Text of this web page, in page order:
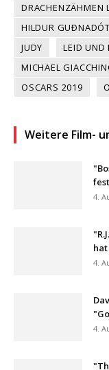
DRACHENZÄHMEN
HILDUR
JUDY
LEID UND
MICHAEL
OSCARS 2019
Weitere Film-
fest
4.
4.
4.